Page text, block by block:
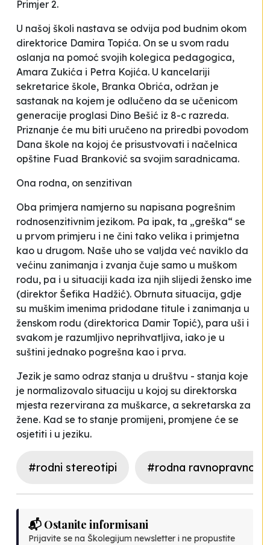
Primjer 2.
U našoj školi nastava se odvija pod budnim okom
direktorice Damira Topića. On se u svom radu
oslanja na pomoć svojih kolegica pedagogica,
Amara Zukića i Petra Kojića. U kancelariji
sekretarice škole, Branka Obrića, održan je
sastanak na kojem je odlučeno da se učenicom
generacije proglasi Dino Bešić iz 8-c razreda.
Priznanje će mu biti uručeno na priredbi povodom
Dana škole na kojoj će prisustvovati i načelnica
opštine Fuad Branković sa svojim saradnicama.
Ona rodna, on senzitivan
Oba primjera namjerno su napisana pogrešnim
rodnosenzitivnim jezikom. Pa ipak, ta „greška“ se
u prvom primjeru i ne čini tako velika i primjetna
kao u drugom. Naše uho se valjda već naviklo da
većinu zanimanja i zvanja čuje samo u muškom
rodu, pa i u situaciji kada iza njih slijedi žensko ime
(direktor Šefika Hadžić). Obrnuta situacija, gdje
su muškim imenima pridodane titule i zanimanja u
ženskom rodu (direktorica Damir Topić), para uši i
svakom je razumljivo neprihvatljiva, iako je u
suštini jednako pogrešna kao i prva.
Jezik je samo odraz stanja u društvu - stanja koje
je normalizovalo situaciju u kojoj su direktorska
mjesta rezervirana za muškarce, a sekretarska za
žene. Kad se to stanje promijeni, promjene će se
osjetiti i u jeziku.
#rodni stereotipi #rodna ravnopravnost
📬 Ostanite informisani
Prijavite se na Školegijum newsletter i ne propustite